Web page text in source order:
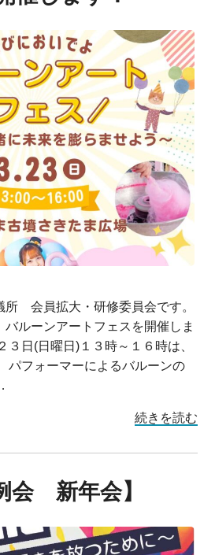
所 会員拡大・研修委員会です。
バルーンアートフェスを開催しま
３日(日曜日)１３時～１６時は、
パフォーマーによるバルーンの
続きを読む
会 新年会】